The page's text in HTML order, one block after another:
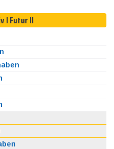
I Futur II